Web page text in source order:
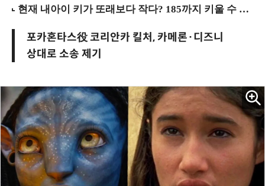
포카혼타스役 코리안카 킬처, 카메론·디즈니
상대로 소송 제기